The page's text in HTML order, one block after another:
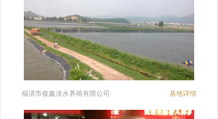
福清市俊鑫淡水养殖有限公司 基地详情